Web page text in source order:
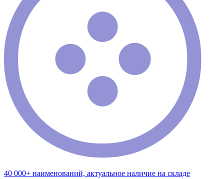
40 000+ наименований, актуальное наличие на складе